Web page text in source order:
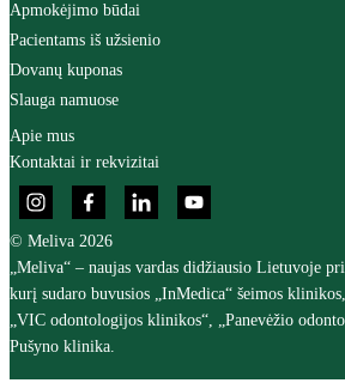
Apmokėjimo būdai
Pacientams iš užsienio
Dovanų kuponas
Slauga namuose
Apie mus
Kontaktai ir rekvizitai
© Meliva 2026
„Meliva“ – naujas vardas didžiausio Lietuvoje
kurį sudaro buvusios „InMedica“ šeimos
„VIC odontologijos klinikos“, „Panevėžio
Pušyno klinika.